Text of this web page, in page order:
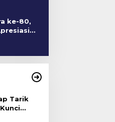
ke-80,
Tarik